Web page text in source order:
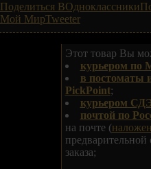
Поделиться ВОдноклассники
Мой МирTweeter
Этот товар Вы
курьером по
в постоматы
PickPoint;
курьером
почтой по
на почте (
заказа;